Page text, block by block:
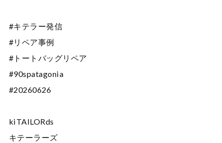
#キテラー発信
#リペア事例
#トートバッグリペア
#90spatagonia
#20260626
kiTAILORds
キテーラーズ